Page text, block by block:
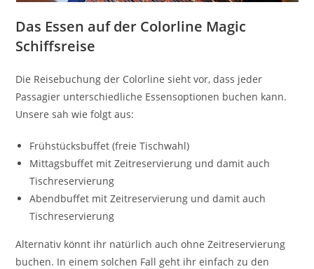
Das Essen auf der Colorline Magic
Schiffsreise
Die Reisebuchung der Colorline sieht vor, dass jeder
Passagier unterschiedliche Essensoptionen buchen kann.
Unsere sah wie folgt aus:
Frühstücksbuffet (freie Tischwahl)
Mittagsbuffet mit Zeitreservierung und damit auch
Tischreservierung
Abendbuffet mit Zeitreservierung und damit auch
Tischreservierung
Alternativ könnt ihr natürlich auch ohne Zeitreservierung
buchen. In einem solchen Fall geht ihr einfach zu den